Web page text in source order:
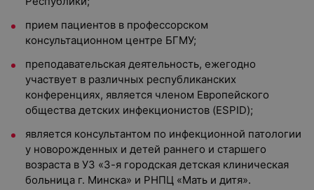
прием пациентов в профессорском
консультационном центре БГМУ;
преподавательская деятельность, ежегодно
участвует в различных республиканских
конференциях, является членом Европейского
общества детских инфекционистов (ESPID);
является консультантом по инфекционной патологии
у новорожденных и детей раннего и старшего
возраста в УЗ «3-я городская детская клиническая
больница г. Минска» и РНПЦ «Мать и дитя».